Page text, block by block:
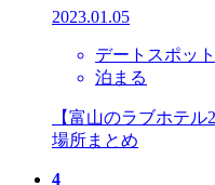
2023.01.05
デートスポット
泊まる
【富山のラブホテ
場所まとめ
4